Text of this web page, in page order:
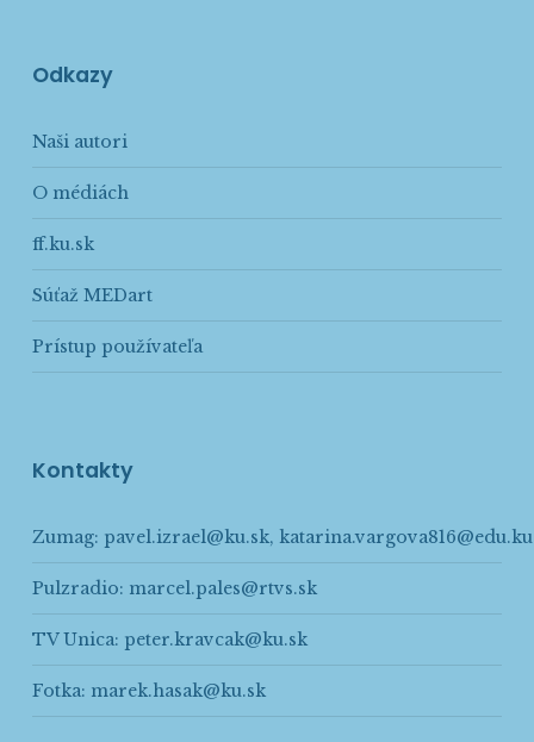
Odkazy
Naši autori
O médiách
ff.ku.sk
Súťaž MEDart
Prístup používateľa
Kontakty
Zumag: pavel.izrael@ku.sk,
Pulzradio: marcel.pales@rtvs.sk
TV Unica: peter.kravcak@ku.sk
Fotka: marek.hasak@ku.sk